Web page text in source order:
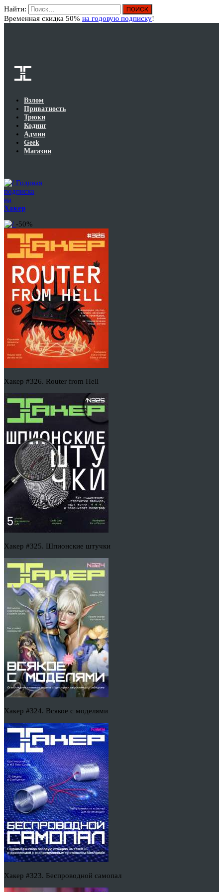
Найти:
Временная скидка 50% на годовую подписку!
Взлом
Приватность
Трюки
Кодинг
Админ
Geek
Магазин
Годовая
подписка
на
Хакер
-50%
Хакер #326. Router from Hell
Хакер #325. Шпионские штучки
Хакер #324. Всякое с моделями
Хакер #323. Беспроводной самопал